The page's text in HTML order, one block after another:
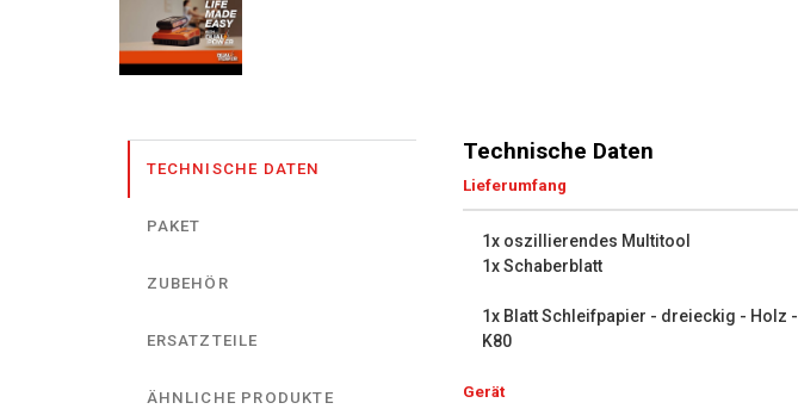
TECHNISCHE DATEN
PAKET
ZUBEHÖR
ERSATZTEILE
ÄHNLICHE PRODUKTE
Technische Daten
Lieferumfang
1x oszillierendes Multitool
1x Schaberblatt
1x Blatt Schleifpapier - dreieckig - Holz -
K80
Gerät